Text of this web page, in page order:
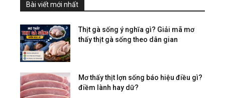
Bài viết mới nhất
Thịt gà sống ý nghĩa gì? Giải mã mơ
thấy thịt gà sống theo dân gian
Mơ thấy thịt lợn sống báo hiệu điều gì?
điềm lành hay dữ?